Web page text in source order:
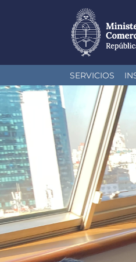
al
contenido
principal
SERVICIOS